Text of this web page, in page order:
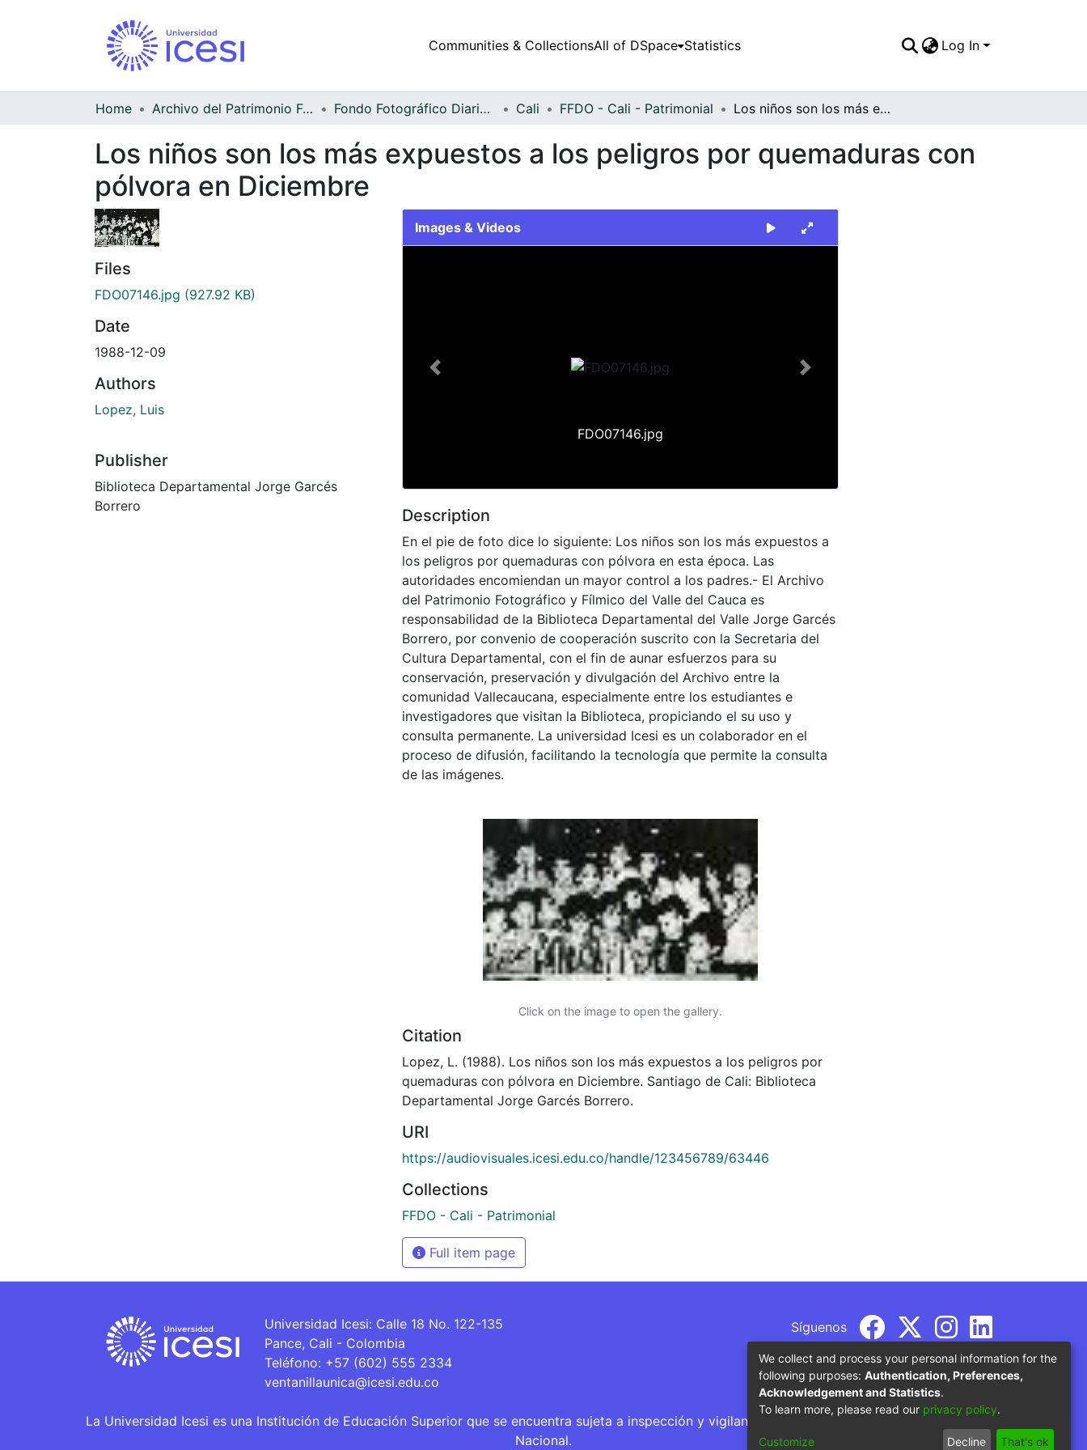
Communities & CollectionsAll of DSpace Statistics Log In
Home Archivo del Patrimonio Fotográfico y Fílmico del Valle del Cauca Fondo Fotográfico Diario Occidente Cali FFDO - Cali - Patrimonial Los niños son los más expuestos a los peligros por quemaduras con pólvora en Diciembre
Los niños son los más expuestos a los peligros por quemaduras con
pólvora en Diciembre
Files
FDO07146.jpg (927.92 KB)
Date
1988-12-09
Authors
Lopez, Luis
Publisher
Biblioteca Departamental Jorge Garcés
Borrero
Images & Videos
FDO07146.jpg
Previous Next
Description
En el pie de foto dice lo siguiente: Los niños son los más expuestos a
los peligros por quemaduras con pólvora en esta época. Las
autoridades encomiendan un mayor control a los padres.- El Archivo
del Patrimonio Fotográfico y Fílmico del Valle del Cauca es
responsabilidad de la Biblioteca Departamental del Valle Jorge Garcés
Borrero, por convenio de cooperación suscrito con la Secretaria del
Cultura Departamental, con el fin de aunar esfuerzos para su
conservación, preservación y divulgación del Archivo entre la
comunidad Vallecaucana, especialmente entre los estudiantes e
investigadores que visitan la Biblioteca, propiciando el su uso y
consulta permanente. La universidad Icesi es un colaborador en el
proceso de difusión, facilitando la tecnología que permite la consulta
de las imágenes.
Click on the image to open the gallery.
Citation
Lopez, L. (1988). Los niños son los más expuestos a los peligros por
quemaduras con pólvora en Diciembre. Santiago de Cali: Biblioteca
Departamental Jorge Garcés Borrero.
URI
https://audiovisuales.icesi.edu.co/handle/123456789/63446
Collections
FFDO - Cali - Patrimonial
Full item page
Universidad Icesi: Calle 18 No. 122-135
Pance, Cali - Colombia
Teléfono: +57 (602) 555 2334
ventanillaunica@icesi.edu.co
Síguenos
La Universidad Icesi es una Institución de Educación Superior que se encuentra sujeta a inspección y vigilancia por parte del Ministerio de Educación
Nacional.
We collect and process your personal information for the
following purposes: Authentication, Preferences,
Acknowledgement and Statistics.
To learn more, please read our privacy policy.
Customize Decline That's ok